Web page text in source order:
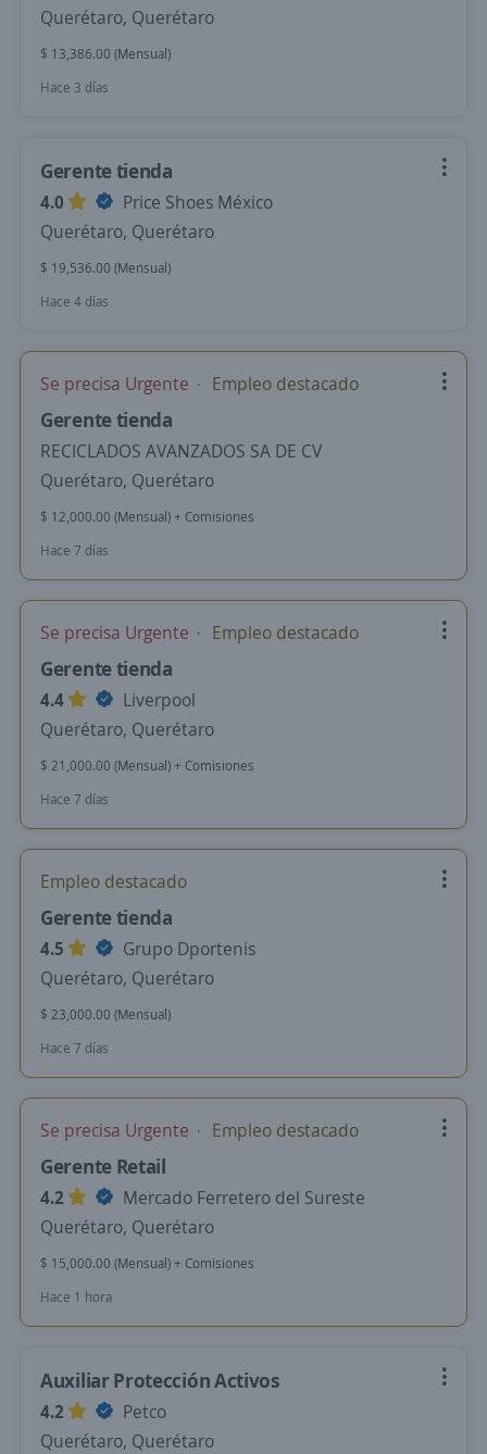
Querétaro, Querétaro
$ 13,386.00 (Mensual)
Hace 3 días
Gerente tienda
4.0
Price Shoes México
Querétaro, Querétaro
$ 19,536.00 (Mensual)
Hace 4 días
Se precisa Urgente Empleo destacado
Gerente tienda
RECICLADOS AVANZADOS SA DE CV
Querétaro, Querétaro
$ 12,000.00 (Mensual) + Comisiones
Hace 7 días
Se precisa Urgente Empleo destacado
Gerente tienda
4.4
Liverpool
Querétaro, Querétaro
$ 21,000.00 (Mensual) + Comisiones
Hace 7 días
Empleo destacado
Gerente tienda
4.5
Grupo Dportenis
Querétaro, Querétaro
$ 23,000.00 (Mensual)
Hace 7 días
Se precisa Urgente Empleo destacado
Gerente Retail
4.2
Mercado Ferretero del Sureste
Querétaro, Querétaro
$ 15,000.00 (Mensual) + Comisiones
Hace 1 hora
Auxiliar Protección Activos
4.2
Petco
Querétaro, Querétaro